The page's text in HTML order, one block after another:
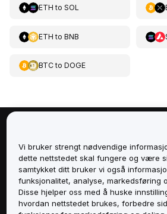
ETH to SOL
ETH to BNB
BTCto DOGE
Tjenester
Støtte
Vi bruker strengt nødvendige
dette nettstedet skal fungere og være
samtykket ditt bruker vi også
funksjonalitet, analyse, markedsføring
Disse hjelper oss med å huske
hvordan nettstedet brukes, forbedre